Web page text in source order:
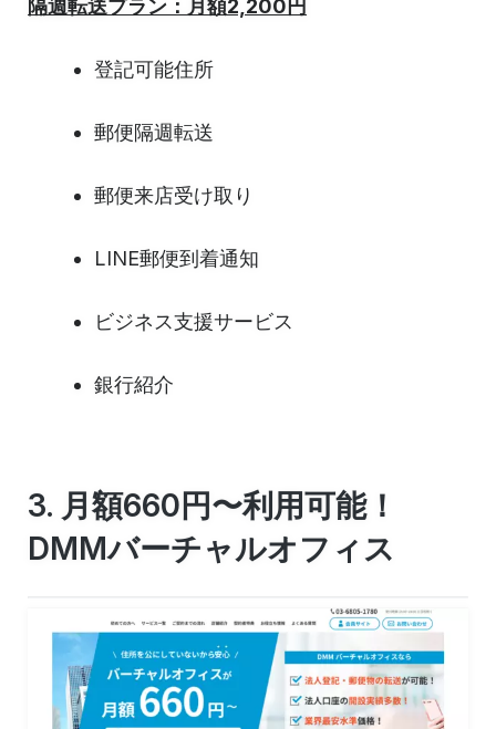
隔週転送プラン：月額2,200円
登記可能住所
郵便隔週転送
郵便来店受け取り
LINE郵便到着通知
ビジネス支援サービス
銀行紹介
3. 月額660円〜利用可能！
DMMバーチャルオフィス